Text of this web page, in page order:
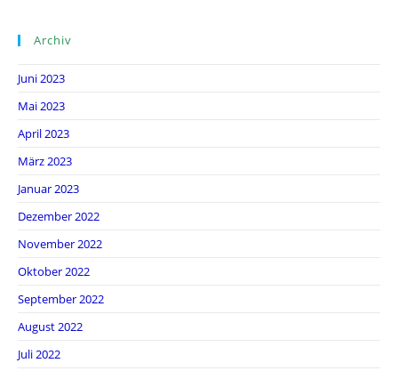
Archiv
Juni 2023
Mai 2023
April 2023
März 2023
Januar 2023
Dezember 2022
November 2022
Oktober 2022
September 2022
August 2022
Juli 2022